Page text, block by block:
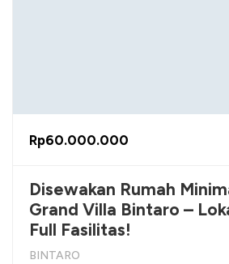
Rp60.000.000
Disewakan Rumah
Grand Villa Bintaro –
Full Fasilitas!
BINTARO